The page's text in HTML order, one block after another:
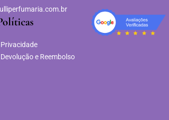
e Reembolso